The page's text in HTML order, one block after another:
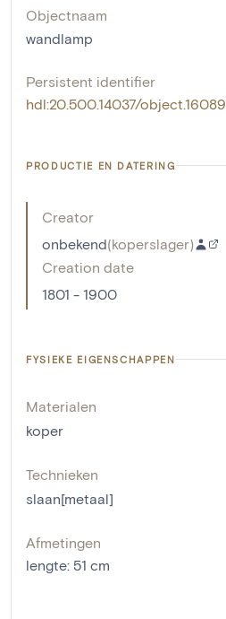
Objectnaam
wandlamp
Persistent identifier
hdl:20.500.14037/object.16089
PRODUCTIE EN DATERING
Creator
onbekend(koperslager)
Creation date
1801 - 1900
FYSIEKE EIGENSCHAPPEN
Materialen
koper
Technieken
slaan[metaal]
Afmetingen
lengte: 51 cm